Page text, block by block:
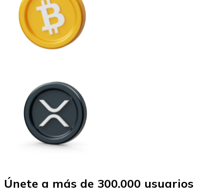
Únete a más de 300.000 usuarios